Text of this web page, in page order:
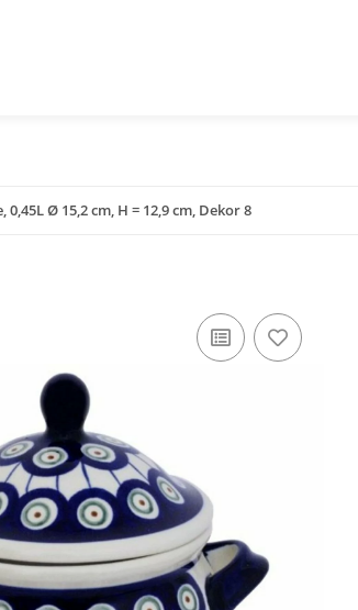
Ø 15,2 cm, H = 12,9 cm, Dekor 8